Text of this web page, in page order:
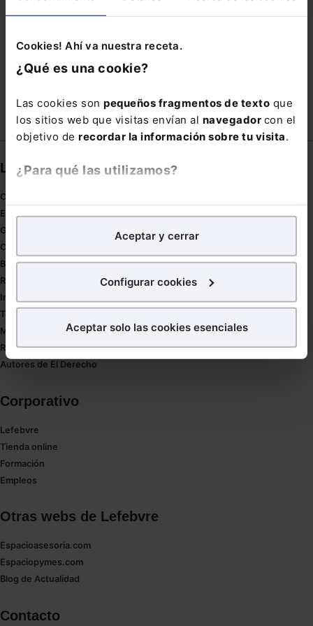
Cookies! Ahí va nuestra receta.
¿Qué es una cookie?
Las cookies son pequeños fragmentos de texto que
los sitios web que visitas envían al navegador con el
objetivo de recordar la información sobre tu visita.
¿Para qué las utilizamos?
analíticospara tratar demejorar tu experienciaen
nuestra página web. También con fines publicitarios,
para poder mostrarte publicidad y contenidos de tu
¿Qué puedes hacer?
en la web sea óptima
También puedes
seleccionar solo aquellas que quieras permitir en tu
navegador. Si no seleccionas ninguna utilizaremos
las que sean indispensables para la navegación.
Aceptar y cerrar
Configurar cookies
Aceptar solo las cookies esenciales
JORNADA DE TRABAJO LAWFARE LOBBY
NÚMERO 400 OPONIBILIDAD
PROMULGACION SNGULAR
Links directos
Coronavirus
Estudio de salud abogacía
Gestión de despachos
Compliance
Buenas Prácticas Tributarias
RGPD
Innovación
Tesauro
Mapa web
Redirect sitemap
Autores de El Derecho
Corporativo
Lefebvre
Tienda online
Formación
Empleos
Otras webs de Lefebvre
Espacioasesoria.com
Espaciopymes.com
Blog de Actualidad
Contacto